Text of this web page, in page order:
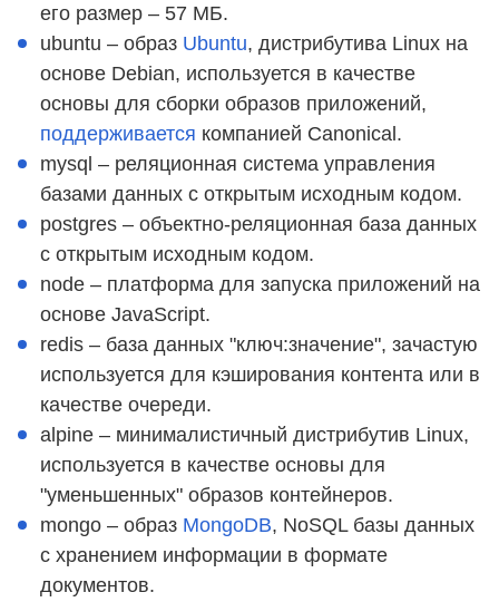
его размер – 57 МБ.
ubuntu – образ Ubuntu, дистрибутива Linux на
основе Debian, используется в качестве
основы для сборки образов приложений,
поддерживается компанией Canonical.
mysql – реляционная система управления
базами данных с открытым исходным кодом.
postgres – объектно-реляционная база данных
с открытым исходным кодом.
node – платформа для запуска приложений на
основе JavaScript.
redis – база данных "ключ:значение", зачастую
используется для кэширования контента или в
качестве очереди.
alpine – минималистичный дистрибутив Linux,
используется в качестве основы для
"уменьшенных" образов контейнеров.
mongo – образ MongoDB, NoSQL базы данных
с хранением информации в формате
документов.